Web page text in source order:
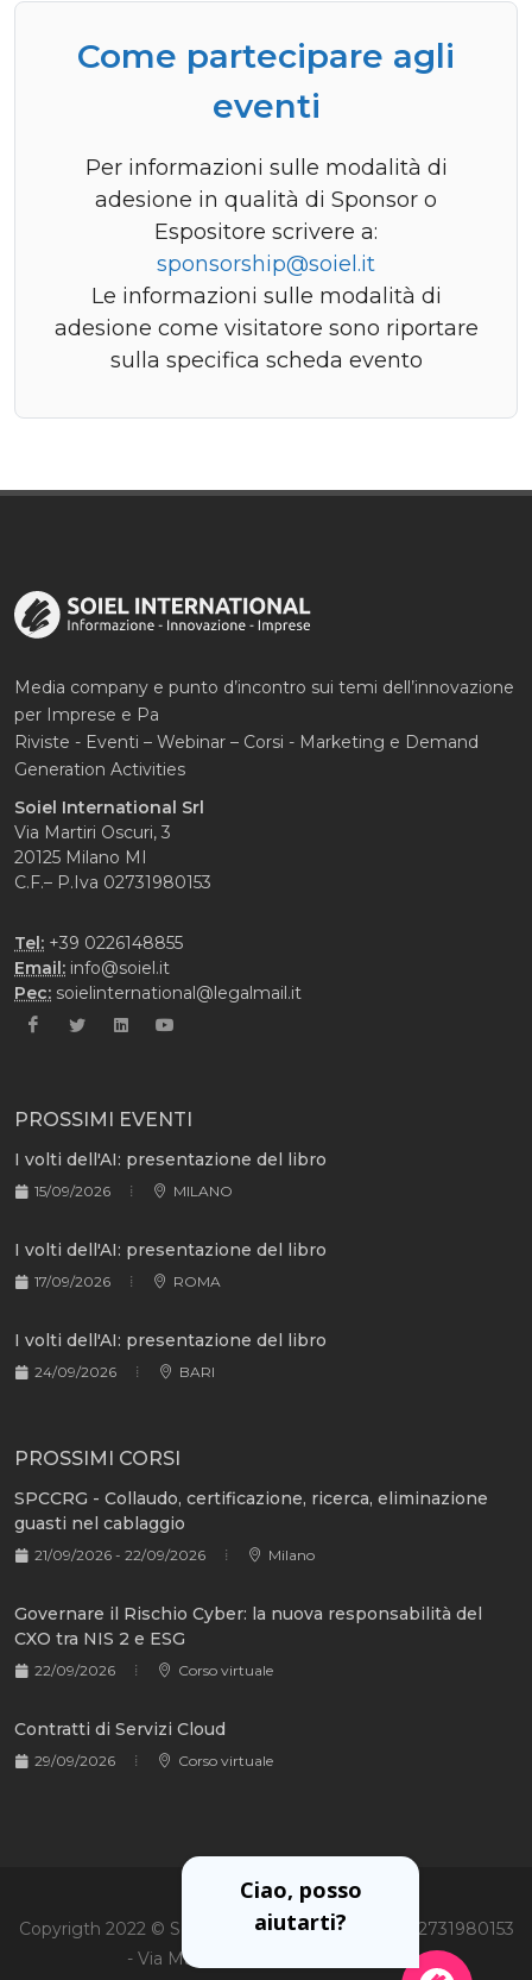
Come partecipare agli
eventi
Per informazioni sulle modalità di
adesione in qualità di Sponsor o
Espositore scrivere a:
sponsorship@soiel.it
Le informazioni sulle modalità di
adesione come visitatore sono riportare
sulla specifica scheda evento
Media company e punto d’incontro sui temi dell’innovazione
per Imprese e Pa
Riviste - Eventi – Webinar – Corsi - Marketing e Demand
Generation Activities
Soiel International Srl
Via Martiri Oscuri, 3
20125 Milano MI
C.F.– P.Iva 02731980153
Tel: +39 0226148855
Email: info@soiel.it
Pec: soielinternational@legalmail.it
PROSSIMI EVENTI
I volti dell'AI: presentazione del libro
15/09/2026 MILANO
I volti dell'AI: presentazione del libro
17/09/2026 ROMA
I volti dell'AI: presentazione del libro
24/09/2026 BARI
PROSSIMI CORSI
SPCCRG - Collaudo, certificazione, ricerca, eliminazione
guasti nel cablaggio
21/09/2026 - 22/09/2026 Milano
Governare il Rischio Cyber: la nuova responsabilità del
CXO tra NIS 2 e ESG
22/09/2026 Corso virtuale
Contratti di Servizi Cloud
29/09/2026 Corso virtuale
Copyrigth 2022 © Soiel International Srl - P.Iva 02731980153
- Via Martiri Oscuri 3, 20125 Milano
Ciao, posso
aiutarti?